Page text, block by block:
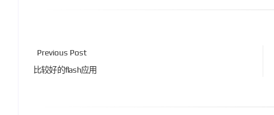
Previous Post
比较好的flash应用